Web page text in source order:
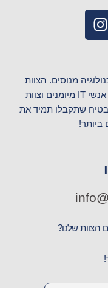
I
n
a
g
r
a
מנוסים. הצוות
שלנו מורכב מטכנאי תוכנה מוכשרים, אנשי IT מיומנים וצוות
שתקבלו תמיד את
ביותר!
שלנו?